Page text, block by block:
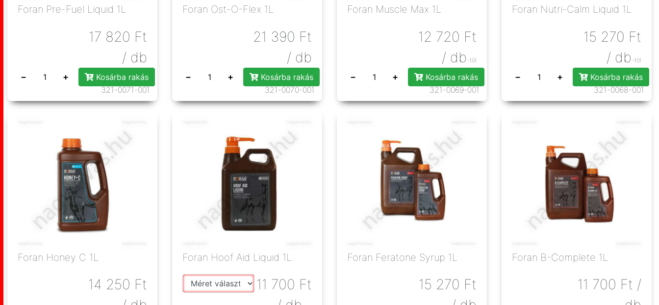
Foran Pre-Fuel Liquid 1L
17 820 Ft
/ db
− +
Kosárba rakás
321-0071-001
Foran Ost-O-Flex 1L
21 390 Ft
/ db
− +
Kosárba rakás
321-0070-001
Foran Muscle Max 1L
12 720 Ft
/ db -tól
− +
Kosárba rakás
321-0069-001
Foran Nutri-Calm Liquid 1L
15 270 Ft
/ db -tól
− +
Kosárba rakás
321-0068-001
Foran Honey C 1L
14 250 Ft
Foran Hoof Aid Liquid 1L
11 700 Ft
Foran Feratone Syrup 1L
15 270 Ft
Foran B-Complete 1L
11 700 Ft /